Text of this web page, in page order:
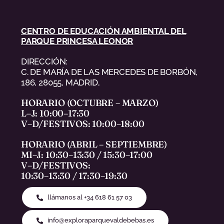
CENTRO DE EDUCACIÓN AMBIENTAL DEL
PARQUE PRINCESA LEONOR
DIRECCIÓN:
C. DE MARÍA DE LAS MERCEDES DE BORBÓN,
186, 28055, MADRID,
HORARIO (OCTUBRE – MARZO)
L–J: 10:00–17:30
V–D/FESTIVOS: 10:00–18:00
HORARIO (ABRIL – SEPTIEMBRE)
MI–J: 10:30–13:30 / 15:30–17:00
V–D/FESTIVOS:
10:30–13:30 / 17:30–19:30
llámanos al +34 618 61 57 03
info@exploraparquevaldebebas.es